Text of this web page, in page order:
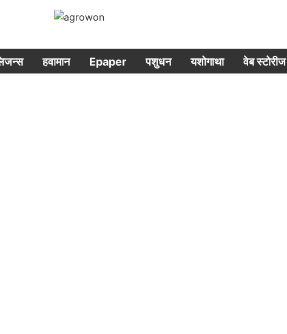
हवामान Epaper पशुधन यशोगाथा वेब स्टोरीज